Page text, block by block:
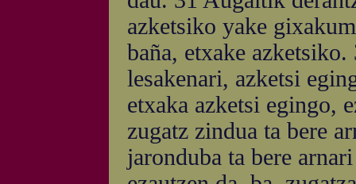
azketsiko yake
baña, etxake
lesakenari, azketsi
etxaka azketsi egingo,
zugatz zindua ta bere
jaronduba ta bere